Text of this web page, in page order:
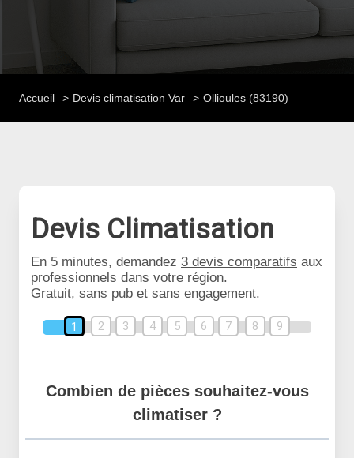
Accueil Devis climatisation Var Ollioules (83190)
Devis Climatisation
En 5 minutes, demandez 3 devis comparatifs aux
professionnels dans votre région.
Gratuit, sans pub et sans engagement.
1 2 3 4 5 6 7 8 9
Combien de pièces souhaitez-vous
climatiser ?